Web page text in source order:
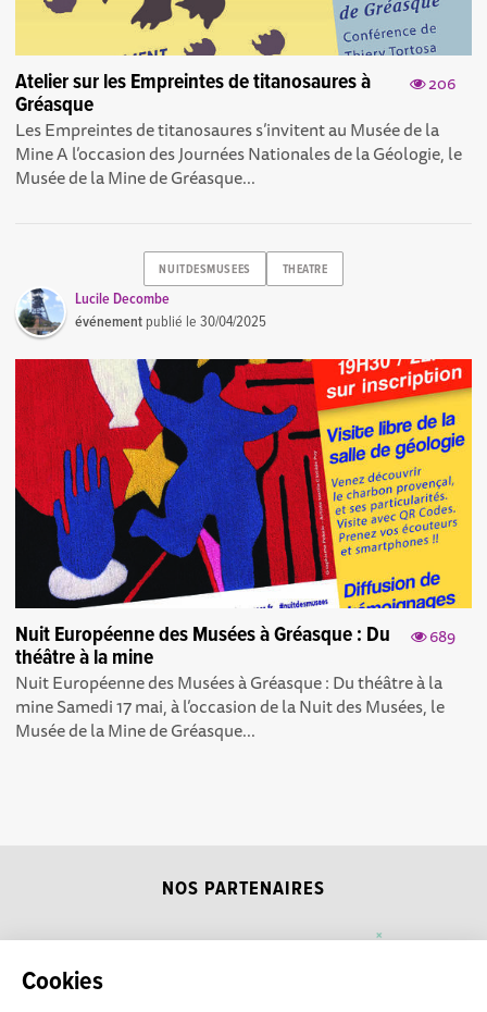
Cookies
206
Atelier sur les Empreintes de titanosaures à
Gréasque
Les Empreintes de titanosaures s’invitent au Musée de la
Mine A l’occasion des Journées Nationales de la Géologie, le
Musée de la Mine de Gréasque...
NUITDESMUSEES THEATRE
Lucile Decombe
événement publié le30/04/2025
689
Nuit Européenne des Musées à Gréasque : Du
théâtre à la mine
Nuit Européenne des Musées à Gréasque : Du théâtre à la
mine Samedi 17 mai, à l’occasion de la Nuit des Musées, le
Musée de la Mine de Gréasque...
NOS PARTENAIRES